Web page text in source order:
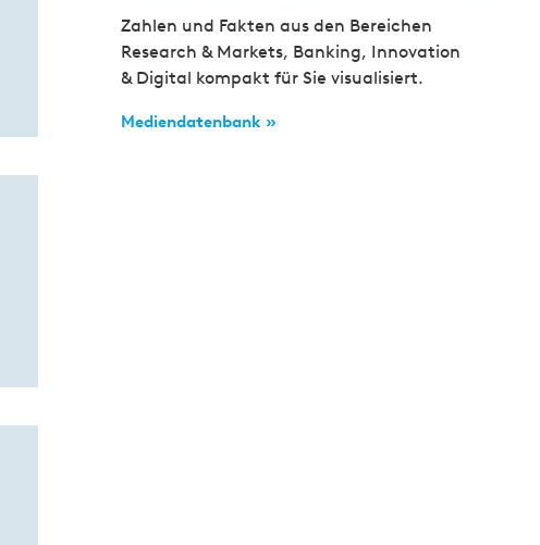
Zahlen und Fakten aus den Bereichen
Research & Markets, Banking, Innovation
& Digital kompakt für Sie visualisiert.
Mediendatenbank »